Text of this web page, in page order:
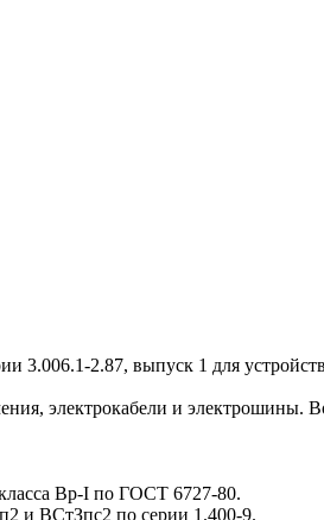
2.87, выпуск 1 для
электрокабели и электрошины.
Вр-I по ГОСТ 6727-80.
и ВСтЗпс2 по серии 1.400-9.